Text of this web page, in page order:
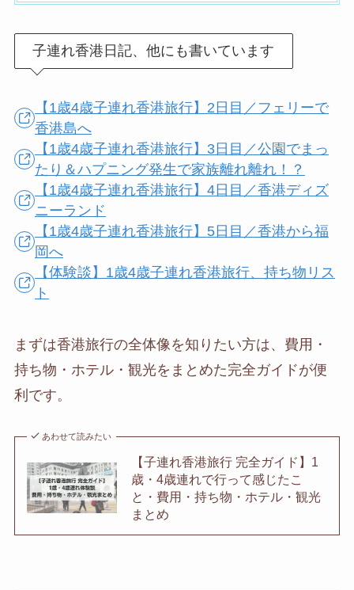
子連れ香港日記、他にも書いています
【1歳4歳子連れ香港旅行】2日目／フェリーで
香港島へ
【1歳4歳子連れ香港旅行】3日目／公園でまっ
たり＆ハプニング発生で家族離れ離れ！？
【1歳4歳子連れ香港旅行】4日目／香港ディズ
ニーランド
【1歳4歳子連れ香港旅行】5日目／香港から福
岡へ
【体験談】1歳4歳子連れ香港旅行、持ち物リス
ト
まずは香港旅行の全体像を知りたい方は、費用・
持ち物・ホテル・観光をまとめた完全ガイドが便
利です。
あわせて読みたい
【子連れ香港旅行 完全ガイド】1
歳・4歳連れで行って感じたこ
と・費用・持ち物・ホテル・観光
まとめ